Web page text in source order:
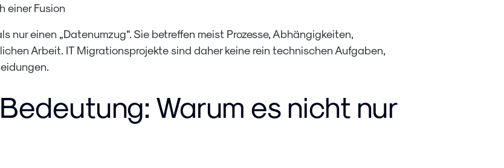
einer Fusion
nur einen „Datenumzug“. Sie betreffen meist Prozesse, Abhängigkeiten,
Arbeit. IT Migrationsprojekte sind daher keine rein technischen Aufgaben,
Warum es nicht nur